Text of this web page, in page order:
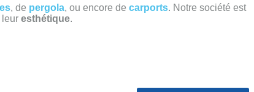
, de pergola, ou encore de carports. Notre société est
leur esthétique.